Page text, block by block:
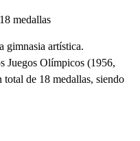
medallas
gimnasia artística.
Juegos Olímpicos (1956,
de 18 medallas, siendo